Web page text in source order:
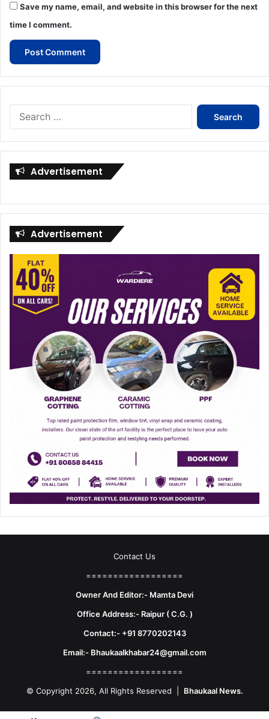
Save my name, email, and website in this browser for the next
time I comment.
Search
Advertisement
Advertisement
Contact Us
==================
Owner And Editor:- Mamta Devi
Office Address:- Raipur ( C.G. )
Contact:- +91 8770202143
Email:- Bhaukaalkhabar24@gmail.com
==================
© Copyright 2026, All Rights Reserved | Bhaukaal News.